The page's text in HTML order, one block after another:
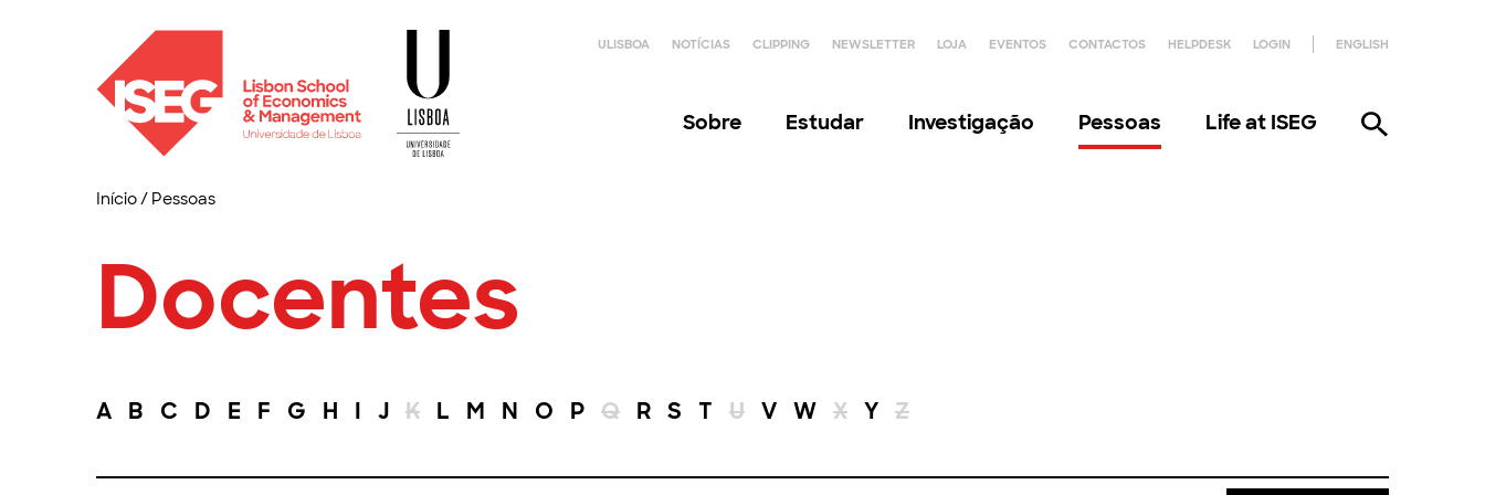
ULISBOA NOTÍCIAS CLIPPING NEWSLETTER LOJA EVENTOS CONTACTOS HELPDESK LOGIN ENGLISH
Sobre Estudar Investigação Pessoas Life at ISEG
Início/ Pessoas
Docentes
A B C D E F G H I J K L M N O P Q R S T U V W X Y Z